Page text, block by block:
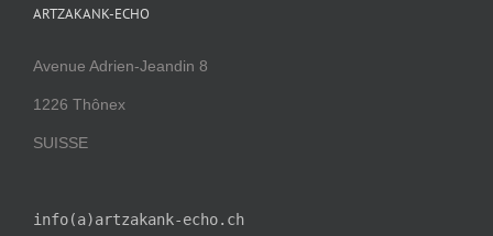
ARTZAKANK-ECHO
Avenue Adrien-Jeandin 8
1226 Thônex
SUISSE
info(a)artzakank-echo.ch